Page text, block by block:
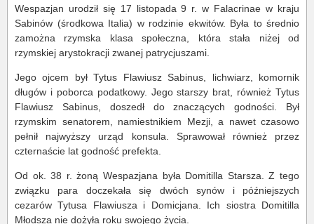
Wespazjan urodził się 17 listopada 9 r. w Falacrinae w kraju
Sabinów (środkowa Italia) w rodzinie ekwitów. Była to średnio
zamożna rzymska klasa społeczna, która stała niżej od
rzymskiej arystokracji zwanej patrycjuszami.
Jego ojcem był Tytus Flawiusz Sabinus, lichwiarz, komornik
długów i poborca podatkowy. Jego starszy brat, również Tytus
Flawiusz Sabinus, doszedł do znaczących godności. Był
rzymskim senatorem, namiestnikiem Mezji, a nawet czasowo
pełnił najwyższy urząd konsula. Sprawował również przez
czternaście lat godność prefekta.
Od ok. 38 r. żoną Wespazjana była Domitilla Starsza. Z tego
związku para doczekała się dwóch synów i późniejszych
cezarów Tytusa Flawiusza i Domicjana. Ich siostra Domitilla
Młodsza nie dożyła roku swojego życia.